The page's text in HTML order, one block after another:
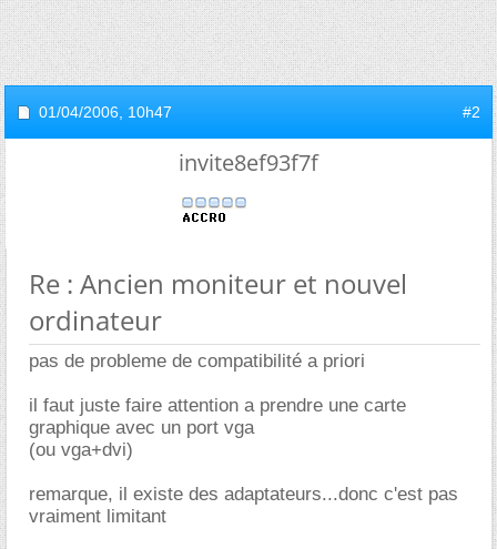
01/04/2006, 10h47 #2
invite8ef93f7f
Re : Ancien moniteur et nouvel
ordinateur
pas de probleme de compatibilité a priori
il faut juste faire attention a prendre une carte
graphique avec un port vga
(ou vga+dvi)
remarque, il existe des adaptateurs...donc c'est pas
vraiment limitant